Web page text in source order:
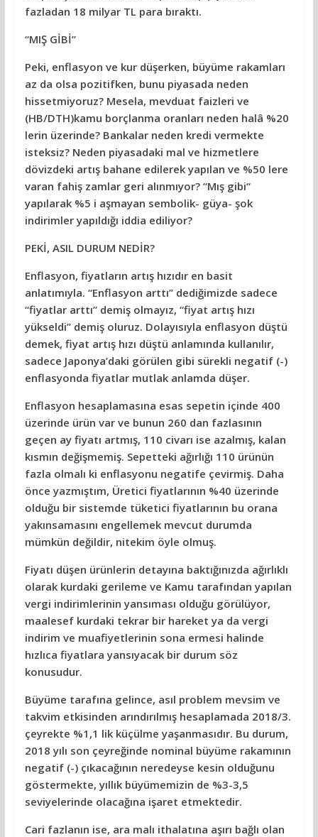
fazladan 18 milyar TL para bıraktı.
“MIŞ GİBİ”
Peki, enflasyon ve kur düşerken, büyüme rakamları
az da olsa pozitifken, bunu piyasada neden
hissetmiyoruz? Mesela, mevduat faizleri ve
(HB/DTH)kamu borçlanma oranları neden halâ %20
lerin üzerinde? Bankalar neden kredi vermekte
isteksiz? Neden piyasadaki mal ve hizmetlere
dövizdeki artış bahane edilerek yapılan ve %50 lere
varan fahiş zamlar geri alınmıyor? “Mış gibi“
yapılarak %5 i aşmayan sembolik- güya- şok
indirimler yapıldığı iddia ediliyor?
PEKİ, ASIL DURUM NEDİR?
Enflasyon, fiyatların artış hızıdır en basit
anlatımıyla. “Enflasyon arttı” dediğimizde sadece
“fiyatlar arttı” demiş olmayız, “fiyat artış hızı
yükseldi” demiş oluruz. Dolayısıyla enflasyon düştü
demek, fiyat artış hızı düştü anlamında kullanılır,
sadece Japonya’daki görülen gibi sürekli negatif (-)
enflasyonda fiyatlar mutlak anlamda düşer.
Enflasyon hesaplamasına esas sepetin içinde 400
üzerinde ürün var ve bunun 260 dan fazlasının
geçen ay fiyatı artmış, 110 civarı ise azalmış, kalan
kısmın değişmemiş. Sepetteki ağırlığı 110 ürünün
fazla olmalı ki enflasyonu negatife çevirmiş. Daha
önce yazmıştım, Üretici fiyatlarının %40 üzerinde
olduğu bir sistemde tüketici fiyatlarının bu orana
yakınsamasını engellemek mevcut durumda
mümkün değildir, nitekim öyle olmuş.
Fiyatı düşen ürünlerin detayına baktığınızda ağırlıklı
olarak kurdaki gerileme ve Kamu tarafından yapılan
vergi indirimlerinin yansıması olduğu görülüyor,
maalesef kurdaki tekrar bir hareket ya da vergi
indirim ve muafiyetlerinin sona ermesi halinde
hızlıca fiyatlara yansıyacak bir durum söz
konusudur.
Büyüme tarafına gelince, asıl problem mevsim ve
takvim etkisinden arındırılmış hesaplamada 2018/3.
çeyrekte %1,1 lik küçülme yaşanmasıdır. Bu durum,
2018 yılı son çeyreğinde nominal büyüme rakamının
negatif (-) çıkacağının neredeyse kesin olduğunu
göstermekte, yıllık büyümemizin de %3-3,5
seviyelerinde olacağına işaret etmektedir.
Cari fazlanın ise, ara malı ithalatına aşırı bağlı olan